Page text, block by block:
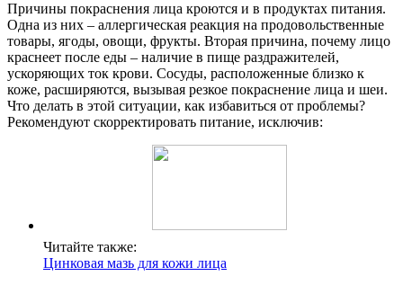
Причины покраснения лица кроются и в продуктах питания.
Одна из них – аллергическая реакция на продовольственные
товары, ягоды, овощи, фрукты. Вторая причина, почему лицо
краснеет после еды – наличие в пище раздражителей,
ускоряющих ток крови. Сосуды, расположенные близко к
коже, расширяются, вызывая резкое покраснение лица и шеи.
Что делать в этой ситуации, как избавиться от проблемы?
Рекомендуют скорректировать питание, исключив:
Читайте также:
Цинковая мазь для кожи лица